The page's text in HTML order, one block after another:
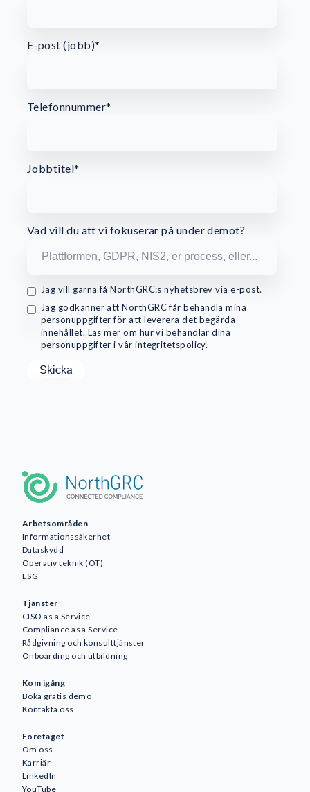
E-post (jobb)*
Telefonnummer*
Jobbtitel*
Vad vill du att vi fokuserar på under demot?
Jag vill gärna få NorthGRC:s nyhetsbrev via e-post.
Jag godkänner att NorthGRC får behandla mina
personuppgifter för att leverera det begärda
innehållet. Läs mer om hur vi behandlar dina
personuppgifter i vår integritetspolicy.
Arbetsområden
Informationssäkerhet
Dataskydd
Operativ teknik (OT)
ESG
Tjänster
CISO as a Service
Compliance as a Service
Rådgivning och konsulttjänster
Onboarding och utbildning
Kom igång
Boka gratis demo
Kontakta oss
Företaget
Om oss
Karriär
LinkedIn
YouTube